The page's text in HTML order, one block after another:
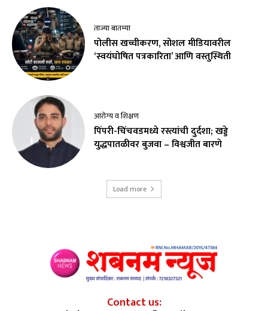
ताज्या बातम्या
पोलीस खच्चीकरण, सोशल मीडियावरील
‘स्वयंघोषित पत्रकारिता’ आणि वस्तुस्थिती
आरोग्य व शिक्षण
पिंपरी-चिंचवडमध्ये रस्त्यांची दुर्दशा; खड्डे
युद्धपातळीवर बुजवा – विश्वजीत बारणे
Load more
Contact us: